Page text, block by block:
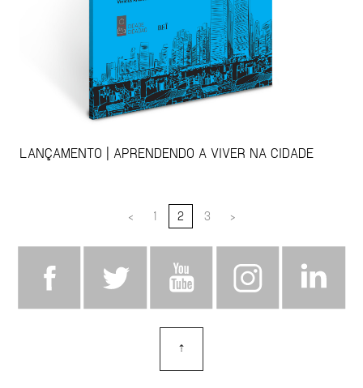
LANÇAMENTO | APRENDENDO A VIVER NA CIDADE
< 1 2 3 >
⇡